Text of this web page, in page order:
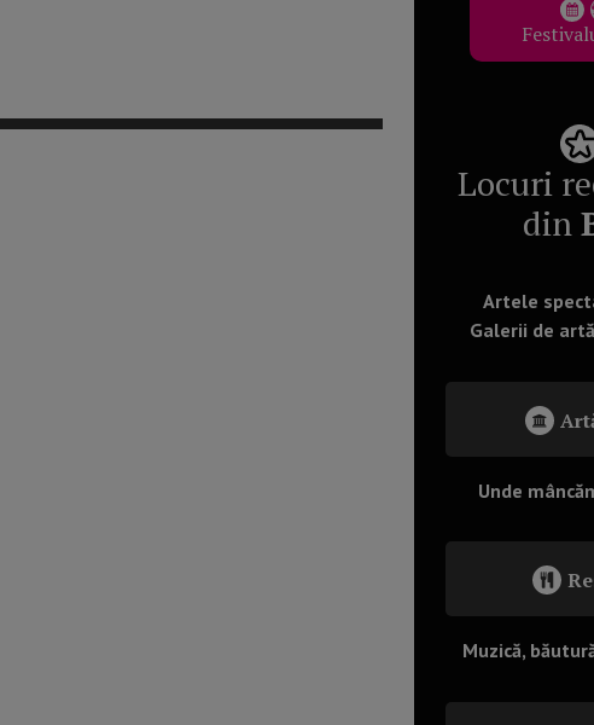
Locuri
din
Artele
Galerii de
Unde
Muzică,